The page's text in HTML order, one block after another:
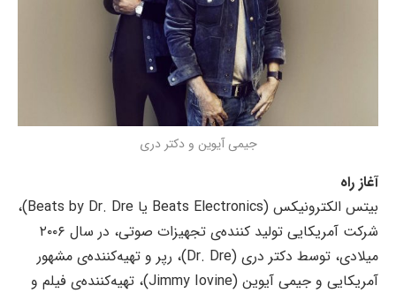
جیمی آیوین و دکتر دری
آغاز راه
بیتس الکترونیکس (Beats Electronics یا Beats by Dr. Dre)،
شرکت آمریکایی تولید کننده‌ی تجهیزات صوتی، در سال ۲۰۰۶
میلادی، توسط دکتر دری (Dr. Dre)، رپر و تهیه‌کننده‌ی مشهور
آمریکایی و جیمی آیوین (Jimmy Iovine)، تهیه‌کننده‌ی فیلم و